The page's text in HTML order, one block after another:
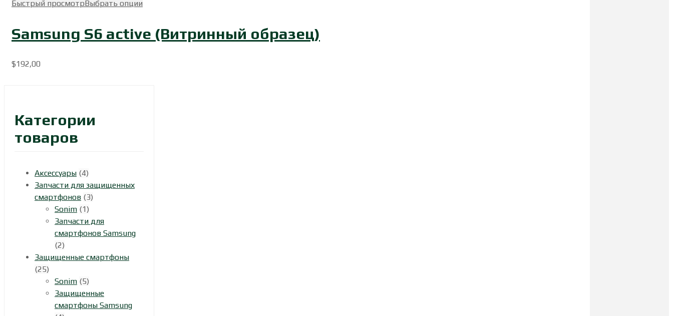
Быстрый просмотрВыбрать опции
Samsung S6 active (Витринный образец)
$192,00
Категории
товаров
Аксессуары (4)
Запчасти для защищенных
смартфонов (3)
Sonim (1)
Запчасти для
смартфонов Samsung
(2)
Защищенные смартфоны
(25)
Sonim (5)
Защищенные
смартфоны Samsung